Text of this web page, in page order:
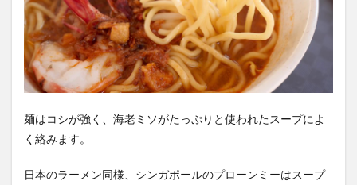
麺はコシが強く、海老ミソがたっぷりと使われたスープによ
く絡みます。
日本のラーメン同様、シンガポールのプローンミーはスープ